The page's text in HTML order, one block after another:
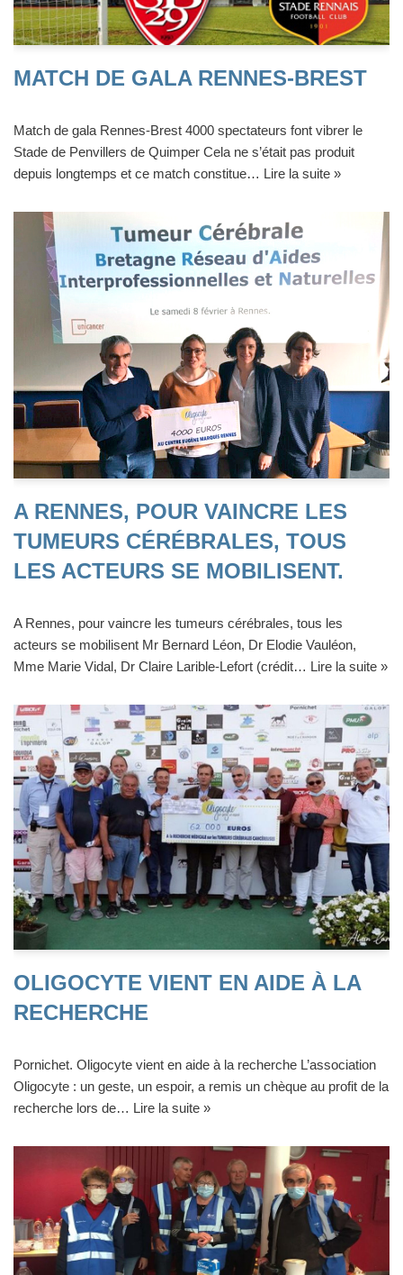
MATCH DE GALA RENNES-BREST
Match de gala Rennes-Brest 4000 spectateurs font vibrer le
Stade de Penvillers de Quimper Cela ne s’était pas produit
depuis longtemps et ce match constitue… Lire la suite »
A RENNES, POUR VAINCRE LES
TUMEURS CÉRÉBRALES, TOUS
LES ACTEURS SE MOBILISENT.
A Rennes, pour vaincre les tumeurs cérébrales, tous les
acteurs se mobilisent Mr Bernard Léon, Dr Elodie Vauléon,
Mme Marie Vidal, Dr Claire Larible-Lefort (crédit… Lire la suite »
OLIGOCYTE VIENT EN AIDE À LA
RECHERCHE
Pornichet. Oligocyte vient en aide à la recherche L’association
Oligocyte : un geste, un espoir, a remis un chèque au profit de la
recherche lors de… Lire la suite »